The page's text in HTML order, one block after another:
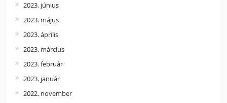
2023. június
2023. május
2023. április
2023. március
2023. február
2023. január
2022. november